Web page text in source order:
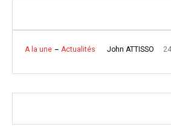
A la une Actualités John ATTISSO